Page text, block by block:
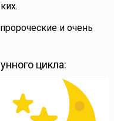
и очень
цикла: